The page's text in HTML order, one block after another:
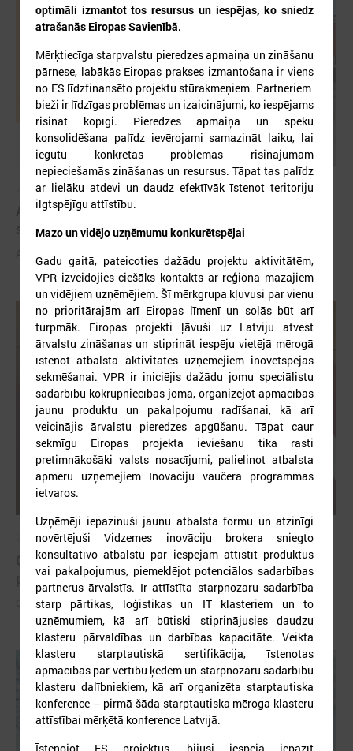
2026. gada 03. jūnijs
Aicina pašvaldības pieteikties mācībām "Drošība
sākas ar Tevi!"
Aicina pašvaldības pieteikties mācībām "Drošība sākas ar Tevi!"
2026. gada 26. maijs
Cildināti “Talkas cilts balvas” uzvarētāji un
pašvaldību koordinatori
Cildināti “Talkas cilts balvas” uzvarētāji un pašvaldību koordinatori
optimāli izmantot tos resursus un iespējas, ko sniedz
atrašanās Eiropas Savienībā.
Mērķtiecīga starpvalstu pieredzes apmaiņa un zināšanu
pārnese, labākās Eiropas prakses izmantošana ir viens
no ES līdzfinansēto projektu stūrakmeņiem. Partneriem
bieži ir līdzīgas problēmas un izaicinājumi, ko iespējams
risināt kopīgi. Pieredzes apmaiņa un spēku
konsolidēšana palīdz ievērojami samazināt laiku, lai
iegūtu konkrētas problēmas risinājumam
nepieciešamās zināšanas un resursus. Tāpat tas palīdz
ar lielāku atdevi un daudz efektīvāk īstenot teritoriju
ilgtspējīgu attīstību.
Mazo un vidējo uzņēmumu konkurētspējai
Gadu gaitā, pateicoties dažādu projektu aktivitātēm,
VPR izveidojies ciešāks kontakts ar reģiona mazajiem
un vidējiem uzņēmējiem. Šī mērķgrupa kļuvusi par vienu
no prioritārajām arī Eiropas līmenī un solās būt arī
turpmāk. Eiropas projekti ļāvuši uz Latviju atvest
ārvalstu zināšanas un stiprināt iespēju vietējā mērogā
īstenot atbalsta aktivitātes uzņēmējiem inovētspējas
sekmēšanai. VPR ir iniciējis dažādu jomu speciālistu
sadarbību kokrūpniecības jomā, organizējot apmācības
jaunu produktu un pakalpojumu radīšanai, kā arī
veicinājis ārvalstu pieredzes apgūšanu. Tāpat caur
sekmīgu Eiropas projekta ieviešanu tika rasti
pretimnākošāki valsts nosacījumi, palielinot atbalsta
apmēru uzņēmējiem Inovāciju vaučera programmas
ietvaros.
Uzņēmēji iepazinuši jaunu atbalsta formu un atzinīgi
novērtējuši Vidzemes inovāciju brokera sniegto
konsultatīvo atbalstu par iespējām attīstīt produktus
vai pakalpojumus, piemeklējot potenciālos sadarbības
partnerus ārvalstīs. Ir attīstīta starpnozaru sadarbība
starp pārtikas, loģistikas un IT klasteriem un to
uzņēmumiem, kā arī būtiski stiprinājusies daudzu
klasteru pārvaldības un darbības kapacitāte. Veikta
klasteru starptautiskā sertifikācija, īstenotas
apmācības par vērtību ķēdēm un starpnozaru sadarbību
klasteru dalībniekiem, kā arī organizēta starptautiska
konference – pirmā šāda starptautiska mēroga klasteru
attīstībai mērķētā konference Latvijā.